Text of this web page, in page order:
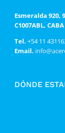
Esmeralda 920,
C1007ABL, CABA
Tel. +54 11
Email.
DÓNDE